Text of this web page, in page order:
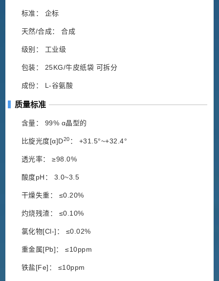
标准： 企标
天然/合成： 合成
级别： 工业级
包装： 25KG/牛皮纸袋 可拆分
成份： L-谷氨酸
质量标准
含量： 99% α晶型的
比旋光度[α]D20 ： +31.5°~+32.4°
透光率： ≥98.0%
酸度pH： 3.0~3.5
干燥失重： ≤0.20%
灼烧残渣： ≤0.10%
氯化物[Cl-]： ≤0.02%
重金属[Pb]： ≤10ppm
铁盐[Fe]： ≤10ppm